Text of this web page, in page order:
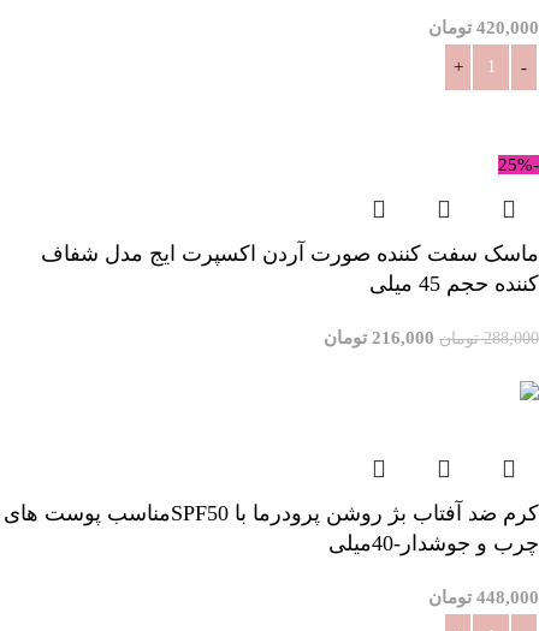
420,000 تومان
-25%
ماسک سفت کننده صورت آردن اکسپرت ایج مدل شفاف
کننده حجم 45 میلی
288,000 تومان 216,000 تومان
کرم ضد آفتاب بژ روشن پرودرما با SPF50مناسب پوست های
چرب و جوشدار-40میلی
448,000 تومان